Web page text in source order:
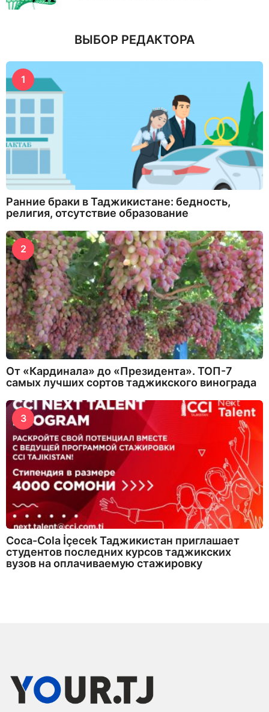
ВЫБОР РЕДАКТОРА
1
Ранние браки в Таджикистане: бедность,
религия, отсутствие образование
2
От «Кардинала» до «Президента». ТОП-7
самых лучших сортов таджикского винограда
3
Coca-Cola İçecek Таджикистан приглашает
студентов последних курсов таджикских
вузов на оплачиваемую стажировку